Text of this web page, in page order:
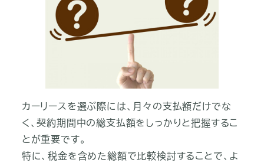
カーリースを選ぶ際には、月々の支払額だけでな
く、契約期間中の総支払額をしっかりと把握するこ
とが重要です。
特に、税金を含めた総額で比較検討することで、よ